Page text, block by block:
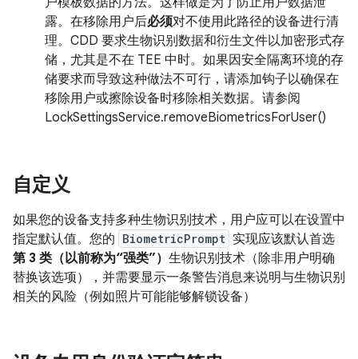
露。在移除用户后必须对不使用此路径的设备进行清
理。CDD 要求生物识别数据和衍生文件以加密形式存
储，尤其是不在 TEE 中时。如果因安全隔离环境的存
储要求而导致这种做法不可行，请添加钩子以确保在
移除用户或擦除设备时移除相关数据。请参阅
LockSettingsService.removeBiometricsForUser()
自定义
如果您的设备支持多种生物识别技术，用户应可以在设置中
指定默认值。您的 BiometricPrompt 实现应该默认首选
第 3 类（以前称为“强类”） 生物识别技术（除非用户明确
替换该选项），并需要显示一条警告消息来说明与生物识别
相关的风险（例如照片可能能够解锁设备）